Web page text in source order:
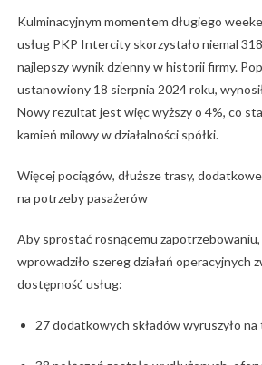
Kulminacyjnym momentem długiego
usług PKP Intercity skorzystało niemal
najlepszy wynik dzienny w historii firmy.
ustanowiony 18 sierpnia 2024 roku,
Nowy rezultat jest więc wyższy o 4%, co
kamień milowy w działalności spółki.
Więcej pociągów, dłuższe trasy,
na potrzeby pasażerów
Aby sprostać rosnącemu
wprowadziło szereg działań operacyjnych
dostępność usług:
27 dodatkowych składów wyruszyło na